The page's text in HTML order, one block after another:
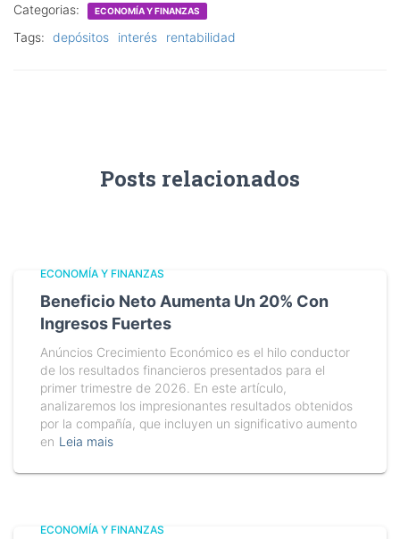
Categorias: ECONOMÍA Y FINANZAS
Tags: depósitos interés rentabilidad
Posts relacionados
ECONOMÍA Y FINANZAS
Beneficio Neto Aumenta Un 20% Con
Ingresos Fuertes
Anúncios Crecimiento Económico es el hilo conductor
de los resultados financieros presentados para el
primer trimestre de 2026. En este artículo,
analizaremos los impresionantes resultados obtenidos
por la compañía, que incluyen un significativo aumento
en Leia mais
ECONOMÍA Y FINANZAS